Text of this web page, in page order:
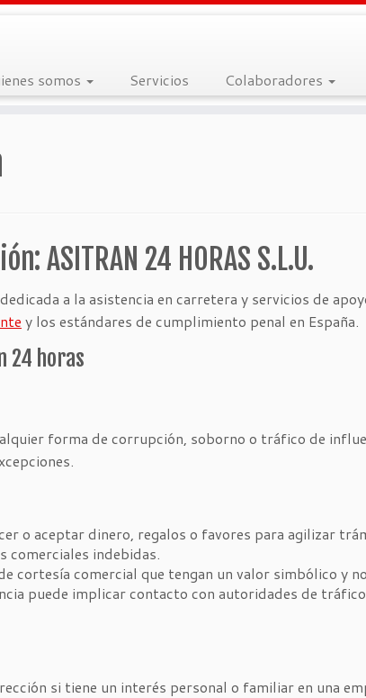
somos Servicios Colaboradores
ASITRAN 24 HORAS S.L.U.
a la asistencia en carretera y servicios de
y los estándares de cumplimiento penal en España.
24 horas
forma de corrupción, soborno o tráfico de
o aceptar dinero, regalos o favores para agilizar
comerciales indebidas.
cortesía comercial que tengan un valor simbólico y
puede implicar contacto con autoridades de
si tiene un interés personal o familiar en una